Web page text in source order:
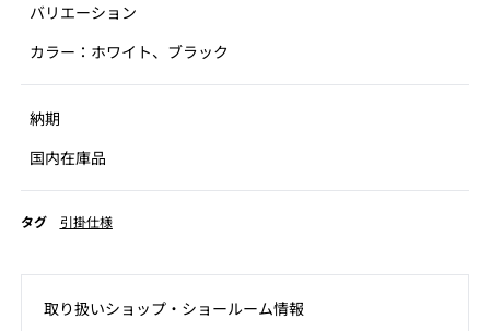
バリエーション
カラー：ホワイト、ブラック
納期
国内在庫品
タグ 引掛仕様
取り扱いショップ‧ショールーム情報